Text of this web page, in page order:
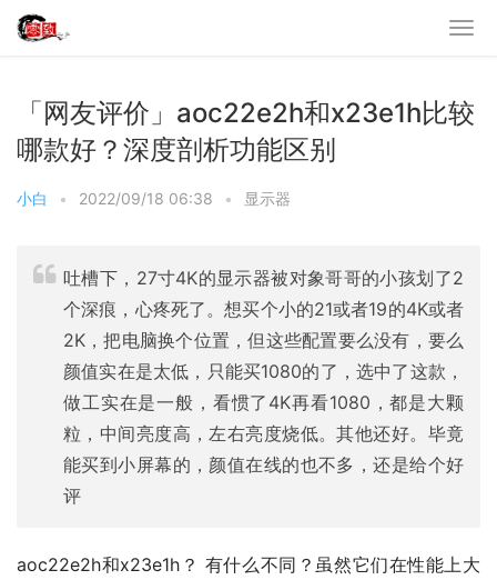
「网友评价」aoc22e2h和x23e1h比较
哪款好？深度剖析功能区别
小白 • 2022/09/18 06:38 • 显示器
吐槽下，27寸4K的显示器被对象哥哥的小孩划了2
个深痕，心疼死了。想买个小的21或者19的4K或者
2K，把电脑换个位置，但这些配置要么没有，要么
颜值实在是太低，只能买1080的了，选中了这款，
做工实在是一般，看惯了4K再看1080，都是大颗
粒，中间亮度高，左右亮度烧低。其他还好。毕竟
能买到小屏幕的，颜值在线的也不多，还是给个好
评
aoc22e2h和x23e1h？ 有什么不同？虽然它们在性能上大